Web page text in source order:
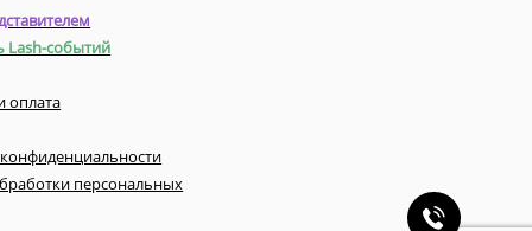
Lash-событий
оплата
персональных